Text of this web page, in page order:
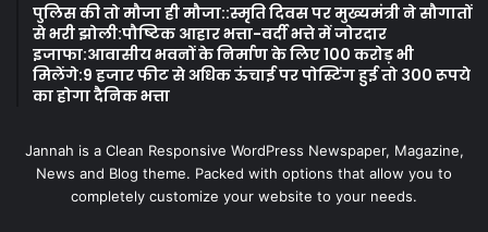
पुलिस की तो मौजा ही मौजा::स्मृति दिवस पर मुख्यमंत्री ने सौगातों
से भरी झोली:पौष्टिक आहार भत्ता-वर्दी भत्ते में जोरदार
इजाफा:आवासीय भवनों के निर्माण के लिए 100 करोड़ भी
मिलेंगे:9 हजार फीट से अधिक ऊंचाई पर पोस्टिंग हुई तो 300 रूपये
का होगा दैनिक भत्ता
Jannah is a Clean Responsive WordPress Newspaper, Magazine,
News and Blog theme. Packed with options that allow you to
completely customize your website to your needs.